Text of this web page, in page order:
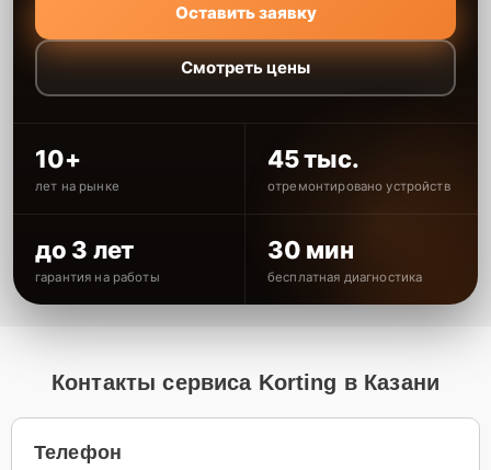
Оставить заявку
Смотреть цены
10+
лет на рынке
45 тыс.
отремонтировано устройств
до 3 лет
гарантия на работы
30 мин
бесплатная диагностика
Контакты сервиса Korting в Казани
Телефон